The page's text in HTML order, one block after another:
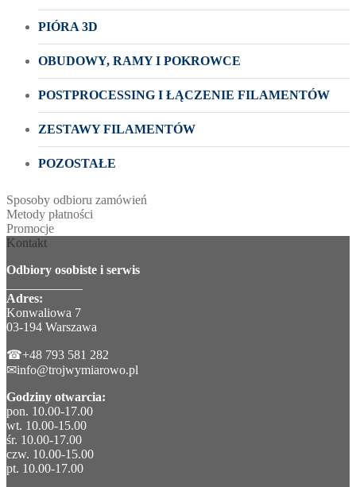
PIÓRA 3D
OBUDOWY, RAMY I POKROWCE
POSTPROCESSING I ŁĄCZENIE FILAMENTÓW
ZESTAWY FILAMENTÓW
POZOSTAŁE
Sposoby odbioru zamówień
Metody płatności
Promocje
Kontakt
Odbiory osobiste i serwis
Adres:
Konwaliowa 7
03-194 Warszawa
☎+48 793 581 282
✉info@trojwymiarowo.pl
Godziny otwarcia:
pon. 10.00-17.00
wt. 10.00-15.00
śr. 10.00-17.00
czw. 10.00-15.00
pt. 10.00-17.00